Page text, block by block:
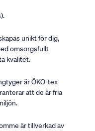
unikt för dig,
omsorgsfullt
kvalitet.
är ÖKO-tex
att de är fria
är tillverkad av